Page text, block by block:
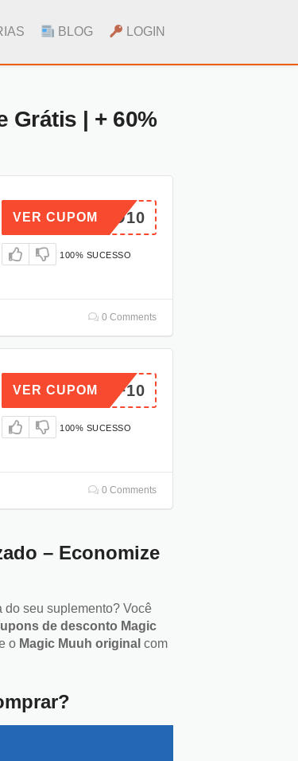
BLOG LOGIN
Grátis | + 60%
VERAO10
VER CUPOM
100% SUCESSO
0 Comments
OFF10
VER CUPOM
100% SUCESSO
0 Comments
– Economize
do seu suplemento? Você
de desconto Magic
o Magic Muuh original com